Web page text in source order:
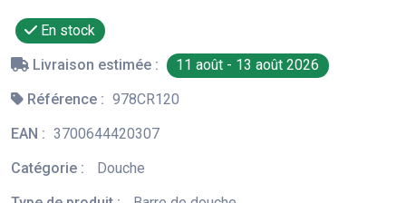
En stock
Livraison estimée :
11 août - 13 août 2026
Référence : 978CR120
EAN : 3700644420307
Catégorie :
Douche